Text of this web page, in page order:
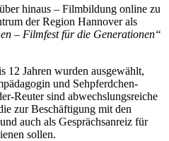
hinaus – Filmbildung online zu
der Region Hannover als
– Filmfest für die Generationen“
12 Jahren wurden ausgewählt,
und Sehpferdchen-
Reuter sind abwechslungsreiche
zur Beschäftigung mit den
auch als Gesprächsanreiz für
sollen.